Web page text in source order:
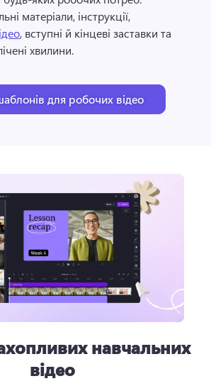
матеріали, інструкції,
, вступні й кінцеві заставки та
хвилини.
для робочих відео
навчальних
відео